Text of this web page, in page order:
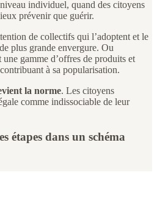
individuel, quand des citoyens
prévenir que guérir.
de collectifs qui l’adoptent et le
plus grande envergure. Ou
gamme d’offres de produits et
à sa popularisation.
la norme. Les citoyens
comme indissociable de leur
étapes dans un schéma